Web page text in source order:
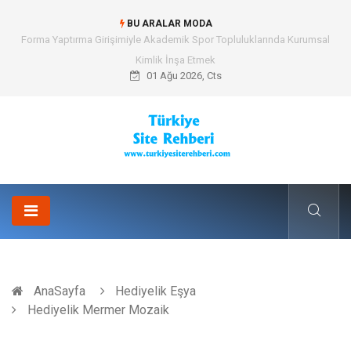
BU ARALAR MODA
Forma Yaptırma Girişimiyle Akademik Spor Topluluklarında Kurumsal
Kimlik İnşa Etmek
01 Ağu 2026, Cts
AnaSayfa
Hediyelik Eşya
Hediyelik Mermer Mozaik